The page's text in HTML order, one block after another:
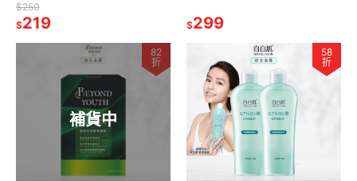
$250
$219 $299
補貨中
82
折
58
折